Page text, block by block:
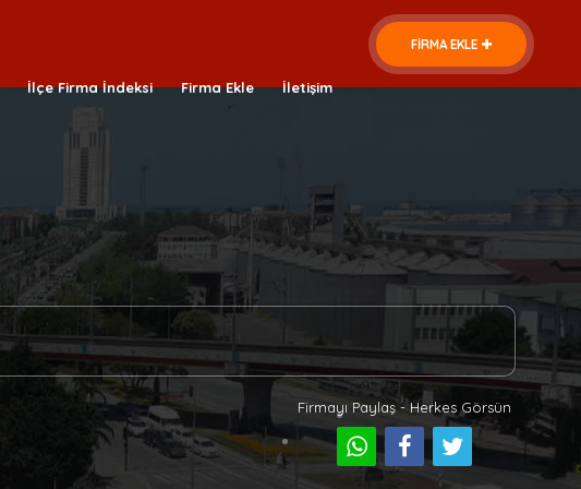
FİRMA EKLE
İlçe Firma İndeksi Firma Ekle İletişim
Firmayı Paylaş - Herkes Görsün